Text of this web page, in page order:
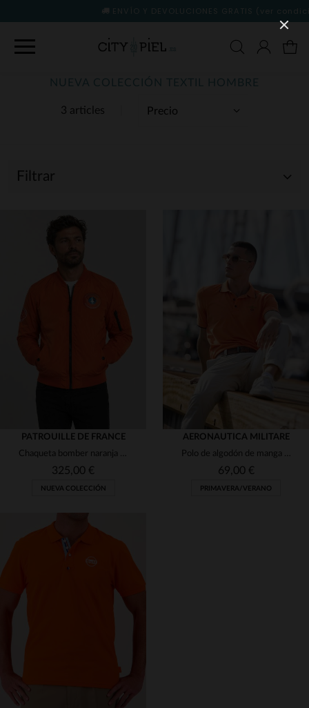
ENVÍO Y DEVOLUCIONES GRATIS (ver condiciones)
3 articles
NUEVA COLECCIÓN TEXTIL HOMBRE
Filtrar
(1)
(1)
TALLAS DISPONIBLES
PATROUILLE DE FRANCE
Chaqueta bomber naranja con insignia delantera y bordado en la espalda.
325,00 €
NUEVA COLECCIÓN
AERONAUTICA MILITARE
Polo de algodón de manga corta naranja
69,00 €
PRIMAVERA/VERANO